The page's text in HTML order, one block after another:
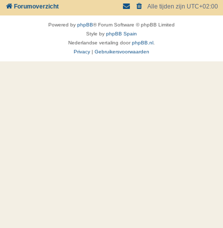
Forumoverzicht Alle tijden zijn UTC+02:00
Powered by phpBB® Forum Software © phpBB Limited
Style by phpBB Spain
Nederlandse vertaling doorphpBB.nl .
Privacy
Gebruikersvoorwaarden